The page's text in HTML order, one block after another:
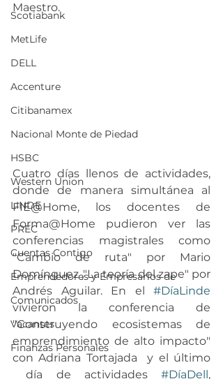
Scotiabank
MetLife
DELL
Accenture
Citibanamex
Nacional Monte de Piedad
HSBC
Western Union
LINDE
PREC
Cuentas Contigo
Emprendedores y Empresarios de
Comunicados
Vacantes
Finanzas Personales
Maestro.
Cuatro días llenos de actividades,
donde de manera simultánea al
FIE@Home, los docentes de
Forma@Home pudieron ver las
conferencias magistrales como
"Cambio de ruta" por Mario
Domínguez ,"La teoría del zape" por
Andrés Aguilar. En el #DíaLinde
vivieron la conferencia de
"Construyendo ecosistemas de
emprendimiento de alto impacto"
con Adriana Tortajada  y el último
día de actividades #DíaDell,